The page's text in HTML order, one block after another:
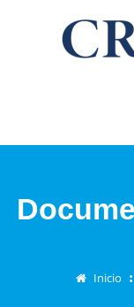
Inicio